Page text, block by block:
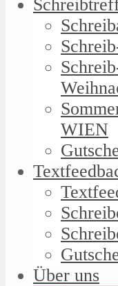
WIEN
Über uns